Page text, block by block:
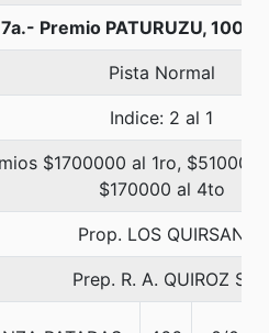
7a.- Premio PATURUZU, 1000
Pista Normal
Indice: 2 al 1
$1700000 al 1ro,
$170000 al 4to
Prop. LOS QUIRSAN
Prep. R. A. QUIROZ S.